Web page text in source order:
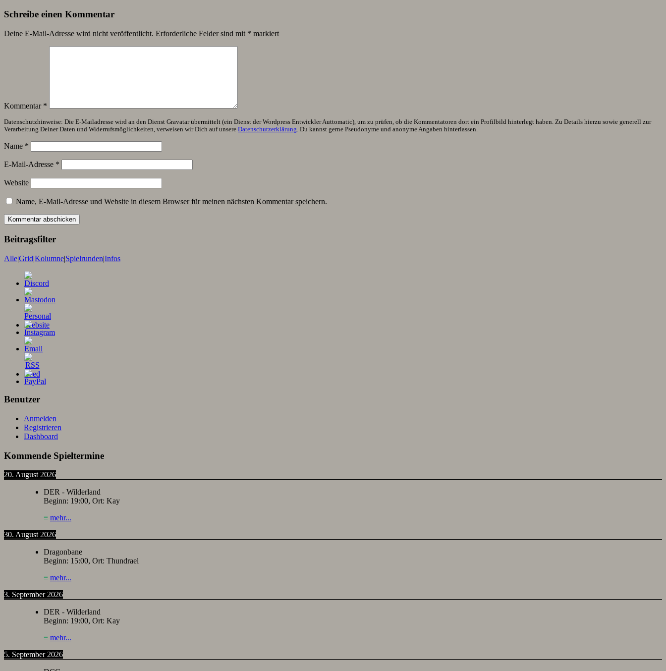
Schreibe einen Kommentar
Deine E-Mail-Adresse wird nicht veröffentlicht. Erforderliche Felder sind mit * markiert
Kommentar *
Datenschutzhinweise: Die E-Mailadresse wird an den Dienst Gravatar übermittelt (ein Dienst der Wordpress Entwickler Auttomatic), um zu prüfen, ob die Kommentatoren dort ein Profilbild hinterlegt haben. Zu Details hierzu sowie generell zur
Verarbeitung Deiner Daten und Widerrufsmöglichkeiten, verweisen wir Dich auf unsere Datenschutzerklärung. Du kannst gerne Pseudonyme und anonyme Angaben hinterlassen.
Name *
E-Mail-Adresse *
Website
Name, E-Mail-Adresse und Website in diesem Browser für meinen nächsten Kommentar speichern.
Beitragsfilter
Alle|Grid|Kolumne|Spielrunden|Infos
Benutzer
Anmelden
Registrieren
Dashboard
Kommende Spieltermine
20. August 2026
DER - Wilderland
Beginn: 19:00, Ort: Kay
≡ mehr...
30. August 2026
Dragonbane
Beginn: 15:00, Ort: Thundrael
≡ mehr...
3. September 2026
DER - Wilderland
Beginn: 19:00, Ort: Kay
≡ mehr...
5. September 2026